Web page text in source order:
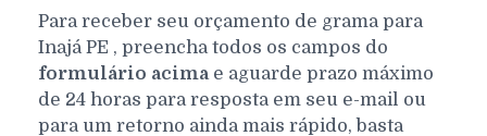
Para receber seu orçamento de grama para
Inajá PE , preencha todos os campos do
formulário acima e aguarde prazo máximo
de 24 horas para resposta em seu e-mail ou
para um retorno ainda mais rápido, basta